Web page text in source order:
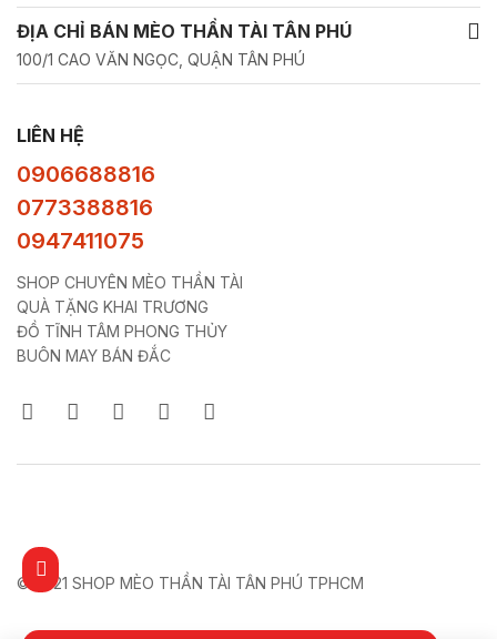
ĐỊA CHỈ BÁN MÈO THẦN TÀI TÂN PHÚ
100/1 CAO VĂN NGỌC, QUẬN TÂN PHÚ
LIÊN HỆ
0906688816
0773388816
0947411075
SHOP CHUYÊN MÈO THẦN TÀI
QUÀ TẶNG KHAI TRƯƠNG
ĐỒ TĨNH TÂM PHONG THỦY
BUÔN MAY BÁN ĐẮC
© 2021 SHOP MÈO THẦN TÀI TÂN PHÚ TPHCM